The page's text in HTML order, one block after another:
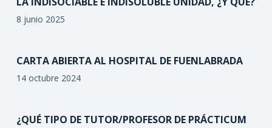
8 junio 2025
CARTA ABIERTA AL HOSPITAL DE FUENLABRADA
14 octubre 2024
¿QUÉ TIPO DE TUTOR/PROFESOR DE PRÁCTICUM